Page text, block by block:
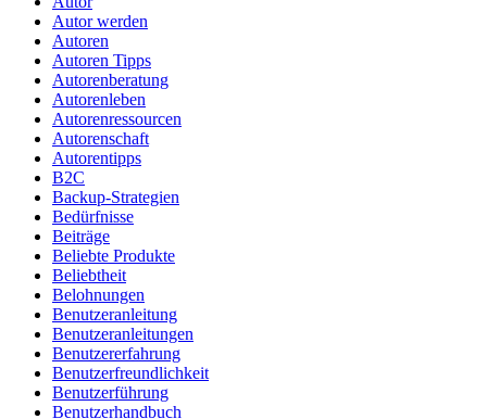
Autor werden
Autoren
Autoren Tipps
Autorenberatung
Autorenleben
Autorenressourcen
Autorenschaft
Autorentipps
B2C
Backup-Strategien
Bedürfnisse
Beiträge
Beliebte Produkte
Beliebtheit
Belohnungen
Benutzeranleitung
Benutzeranleitungen
Benutzererfahrung
Benutzerfreundlichkeit
Benutzerführung
Benutzerhandbuch